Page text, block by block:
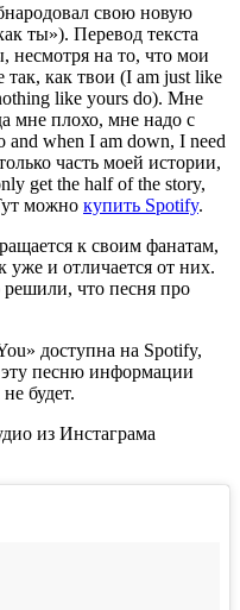
свою новую
ты»). Перевод текста
несмотря на то, что мои
как твои (I am just like
like yours do). Мне
мне плохо, мне надо с
and when I am down, I need
часть моей истории,
get the half of the story,
можно купить Spotify.
к своим фанатам,
уже и отличается от них.
что песня про
доступна на Spotify,
песню информации
будет.
из Инстаграма